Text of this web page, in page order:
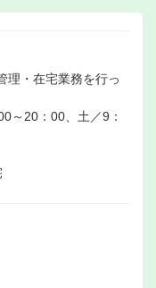
理・在宅業務を行っ
～20：00、土／9：